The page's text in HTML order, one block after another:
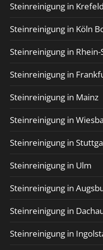
Steinreinigung in Krefeld
Steinreinigung in Köln
Steinreinigung in Rhein-
Steinreinigung in
Steinreinigung in Mainz
Steinreinigung in
Steinreinigung in
Steinreinigung in Ulm
Steinreinigung in
Steinreinigung in
Steinreinigung in